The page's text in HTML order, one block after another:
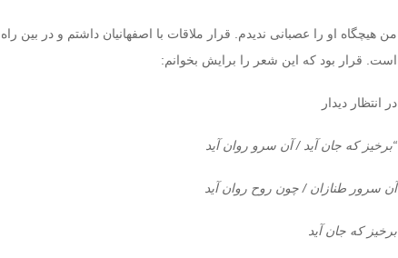
من هیچگاه او را عصبانی ندیدم. قرار ملاقات با اصفهانیان داشتم و در بین
است. قرار بود که این شعر را برایش بخوانم:
در انتظار دیدار
“برخیز که جان آید / آن سرو روان آید
آن سرور طنازان / چون روح روان آید
برخیز که جان آید